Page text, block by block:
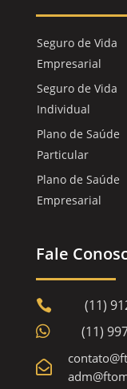
Seguro de Vida
Empresarial
Seguro de Vida
Individual
Plano de Saúde
Particular
Plano de Saúde
Empresarial
Fale
 (11)
 (11)
